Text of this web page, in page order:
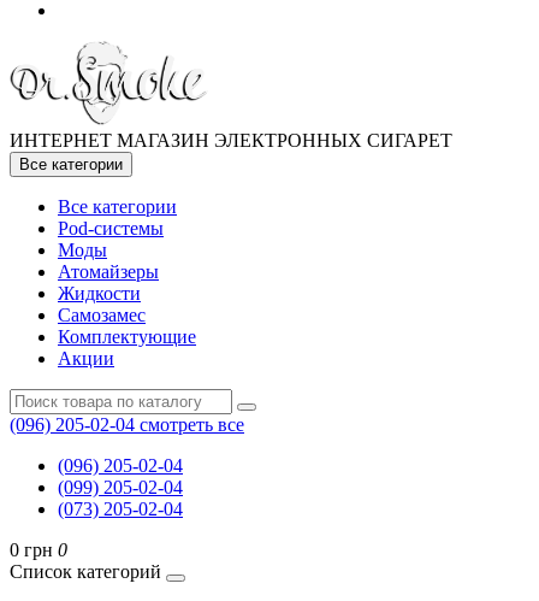
ИНТЕРНЕТ МАГАЗИН ЭЛЕКТРОННЫХ СИГАРЕТ
Все категории
Все категории
Pod-системы
Моды
Атомайзеры
Жидкости
Самозамес
Комплектующие
Акции
(096) 205-02-04 смотреть все
(096) 205-02-04
(099) 205-02-04
(073) 205-02-04
0 грн 0
Список категорий